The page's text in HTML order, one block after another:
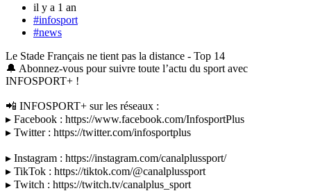
il y a 1 an
#infosport
#news
Le Stade Français ne tient pas la distance - Top 14
🔔 Abonnez-vous pour suivre toute l’actu du sport avec
INFOSPORT+ !
📲 INFOSPORT+ sur les réseaux :
▸ Facebook : https://www.facebook.com/InfosportPlus
▸ Twitter : https://twitter.com/infosportplus
▸ Instagram : https://instagram.com/canalplussport/
▸ TikTok : https://tiktok.com/@canalplussport
▸ Twitch : https://twitch.tv/canalplus_sport